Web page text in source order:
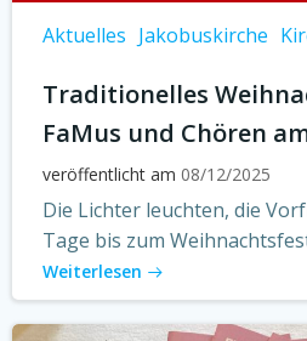
Aktuelles Jakobuskirche
Traditionelles
FaMus und Chören
veröffentlicht am 08/12/2025
Die Lichter leuchten, die
Tage bis zum
Weiterlesen